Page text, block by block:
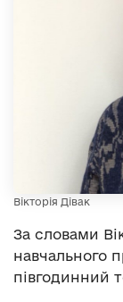
Вікторія Дівак
За словами
навчального
півгодинний